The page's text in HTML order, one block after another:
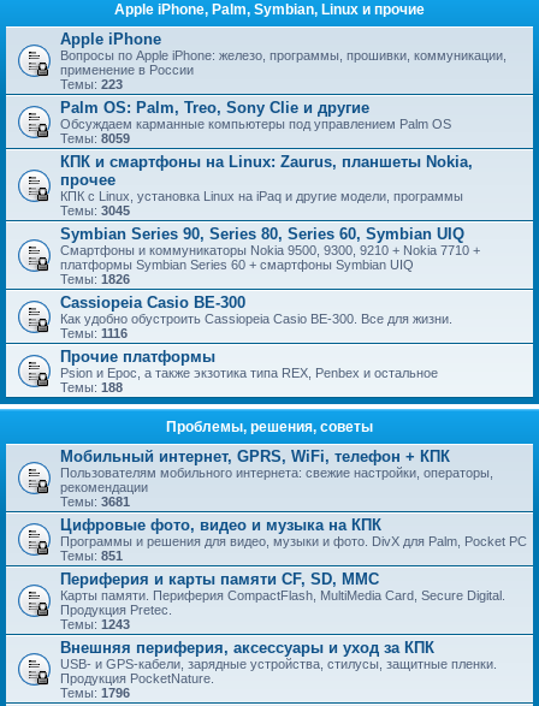
Apple iPhone, Palm, Symbian, Linux и прочие
Apple iPhone
Вопросы по Apple iPhone: железо, программы, прошивки, коммуникации,
применение в России
Темы: 223
Palm OS: Palm, Treo, Sony Clie и другие
Обсуждаем карманные компьютеры под управлением Palm OS
Темы: 8059
КПК и смартфоны на Linux: Zaurus, планшеты Nokia,
прочее
КПК с Linux, установка Linux на iPaq и другие модели, программы
Темы: 3045
Symbian Series 90, Series 80, Series 60, Symbian UIQ
Смартфоны и коммуникаторы Nokia 9500, 9300, 9210 + Nokia 7710 +
платформы Symbian Series 60 + смартфоны Symbian UIQ
Темы: 1826
Cassiopeia Casio BE-300
Как удобно обустроить Cassiopeia Casio BE-300. Все для жизни.
Темы: 1116
Прочие платформы
Psion и Epoc, а также экзотика типа REX, Penbex и остальное
Темы: 188
Проблемы, решения, советы
Мобильный интернет, GPRS, WiFi, телефон + КПК
Пользователям мобильного интернета: свежие настройки, операторы,
рекомендации
Темы: 3681
Цифровые фото, видео и музыка на КПК
Программы и решения для видео, музыки и фото. DivX для Palm, Pocket PC
Темы: 851
Периферия и карты памяти CF, SD, MMC
Карты памяти. Периферия CompactFlash, MultiMedia Card, Secure Digital.
Продукция Pretec.
Темы: 1243
Внешняя периферия, аксессуары и уход за КПК
USB- и GPS-кабели, зарядные устройства, стилусы, защитные пленки.
Продукция PocketNature.
Темы: 1796